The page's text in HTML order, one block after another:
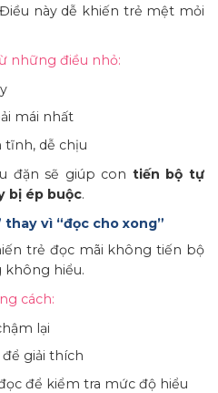
này dễ khiến trẻ mệt mỏi
những điều nhỏ:
mái nhất
tĩnh, dễ chịu
đặn sẽ giúp con tiến bộ tự
bị ép buộc.
vì “đọc cho xong”
trẻ đọc mãi không tiến bộ
không hiểu.
cách:
lại
giải thích
để kiểm tra mức độ hiểu